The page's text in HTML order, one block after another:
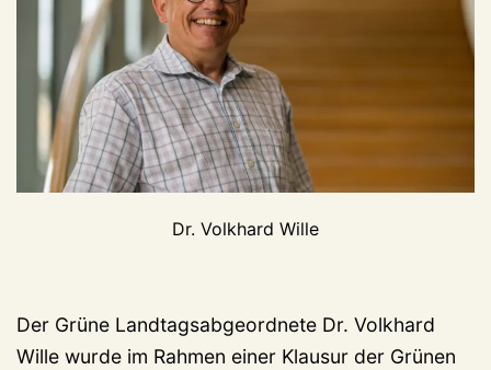
Dr. Volkhard Wille
Der Grüne Landtagsabgeordnete Dr. Volkhard
Wille wurde im Rahmen einer Klausur der Grünen